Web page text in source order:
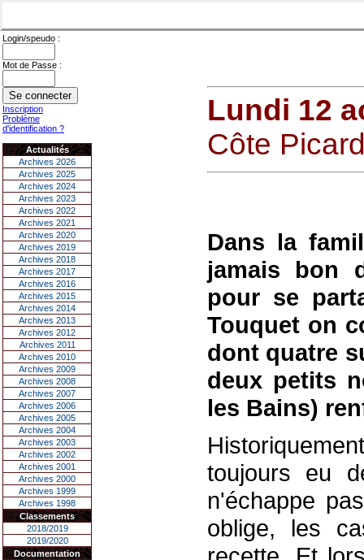
Login/speudo :
Mot de Passe :
Inscription
Problème
d'identification ?
Actualités
Archives 2026
Archives 2025
Archives 2024
Archives 2023
Archives 2022
Archives 2021
Archives 2020
Archives 2019
Archives 2018
Archives 2017
Archives 2016
Archives 2015
Archives 2014
Archives 2013
Archives 2012
Archives 2011
Archives 2010
Archives 2009
Archives 2008
Archives 2007
Archives 2006
Archives 2005
Archives 2004
Archives 2003
Archives 2002
Archives 2001
Archives 2000
Archives 1999
Archives 1998
Classements
2018/2019
2019/2020
Documentation
Lundi 12
Côte
Dans la
jamais bon
pour se
Touquet on
dont quatre
deux petits
les Bains)
toujours eu
n'échappe
oblige, les